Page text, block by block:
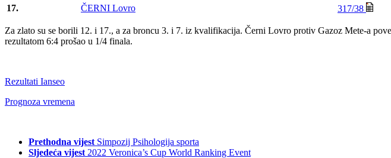
17.
ČERNI Lovro 317/38
Za zlato su se borili 12. i 17., a za broncu 3. i 7. iz kvalifikacija. Černi Lovro protiv Gazoz Mete-a
rezultatom 6:4 prošao u 1/4 finala.
Rezultati Ianseo
Prognoza vremena
Prethodna vijest Simpozij Psihologija sporta
Sljedeća vijest 2022 Veronica’s Cup World Ranking Event